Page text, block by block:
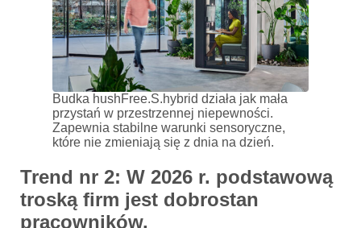
Budka hushFree.S.hybrid działa jak mała
przystań w przestrzennej niepewności.
Zapewnia stabilne warunki sensoryczne,
które nie zmieniają się z dnia na dzień.
Trend nr 2: W 2026 r. podstawową
troską firm jest dobrostan
pracowników.